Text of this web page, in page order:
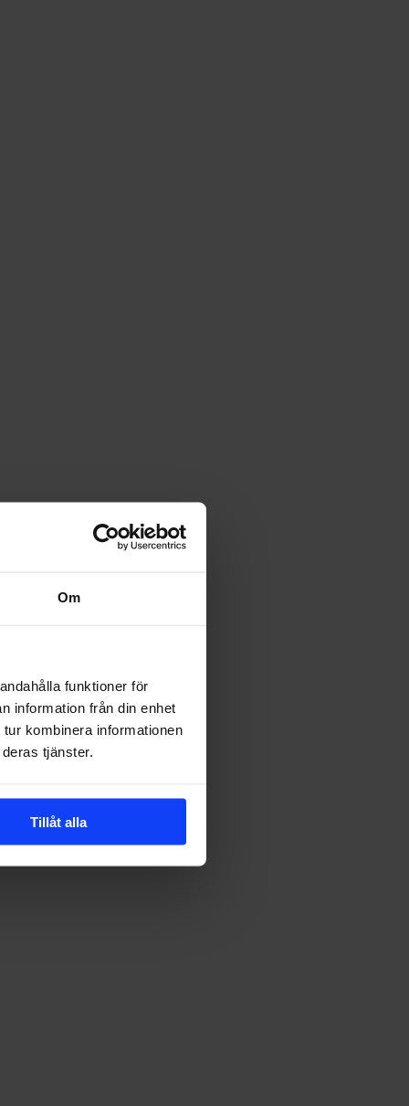
Om
funktioner för
information från din enhet
kombinera informationen
tjänster.
Tillåt alla